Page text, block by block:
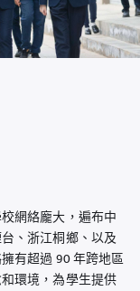
網絡龐大，遍布中
、浙江桐鄉、以及
有超過 90 年跨地區
環境，為學生提供